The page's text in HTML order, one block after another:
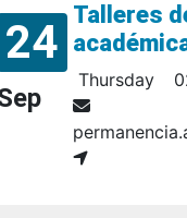
24
Talleres
Thursday